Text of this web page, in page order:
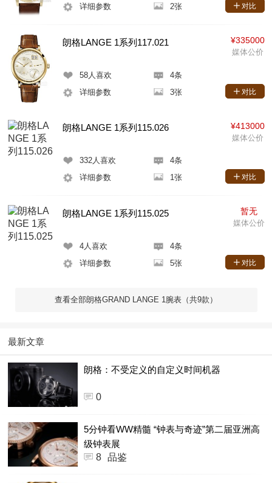
详细参数
2张 对比
朗格LANGE 1系列117.021
58人喜欢
4条
详细参数
3张
¥335000
媒体公价
对比
朗格LANGE 1系列115.026
332人喜欢
4条
详细参数
1张
¥413000
媒体公价
对比
朗格LANGE 1系列115.025
4人喜欢
4条
详细参数
5张
暂无
媒体公价
对比
查看全部朗格GRAND LANGE 1腕表（共9款）
最新文章
朗格：不受定义的自定义时间机器
0
5分钟看WW精髓 “钟表与奇迹”第二届亚洲高
级钟表展
8
品鉴